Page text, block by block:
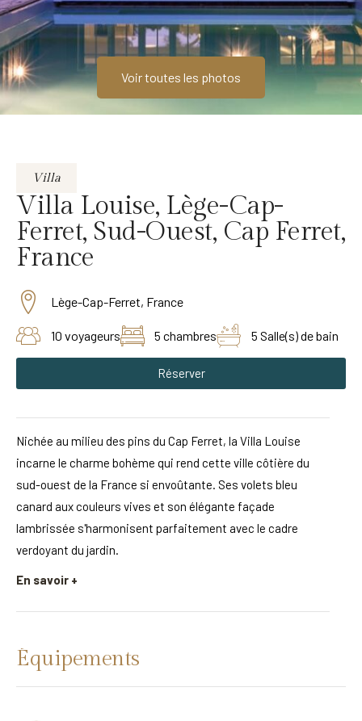
Voir toutes les photos
Villa
Villa Louise, Lège-Cap-
Ferret, Sud-Ouest, Cap Ferret,
France
Lège-Cap-Ferret, France
10 voyageurs 5 chambres 5 Salle(s) de bain
Réserver
Nichée au milieu des pins du Cap Ferret, la Villa Louise
incarne le charme bohème qui rend cette ville côtière du
sud-ouest de la France si envoûtante. Ses volets bleu
canard aux couleurs vives et son élégante façade
lambrissée s'harmonisent parfaitement avec le cadre
verdoyant du jardin.
En savoir +
Équipements